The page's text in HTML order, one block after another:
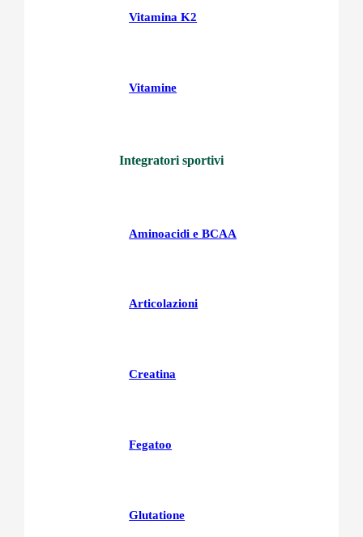
Vitamina K2
Vitamine
Integratori sportivi
Aminoacidi e BCAA
Articolazioni
Creatina
Fegatoo
Glutatione